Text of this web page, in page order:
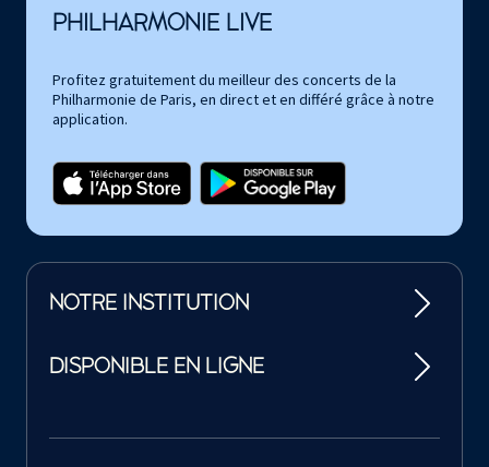
PHILHARMONIE LIVE
Profitez gratuitement du meilleur des concerts de la
Philharmonie de Paris, en direct et en différé grâce à notre
application.
NOTRE INSTITUTION
DISPONIBLE EN LIGNE